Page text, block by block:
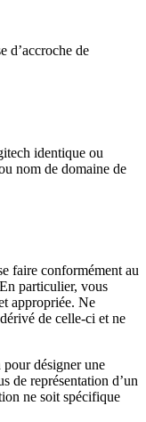
d’accroche de
identique ou
nom de domaine de
faire conformément au
particulier, vous
appropriée. Ne
de celle-ci et ne
désigner une
de représentation d’un
ne soit spécifique